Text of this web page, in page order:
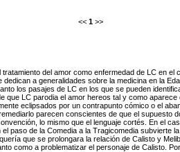
<< 1 >>
del amor como enfermedad de LC en
a generalidades sobre la medicina en la
los pasajes de LC en los que se pueden
que LC parodia el amor hereos tal y como
eclipsados por un contrapunto cómico o el
parecen conscientes de que el supuesto
lo mismo que el lenguaje cortés. En el
paso de la Comedia a la Tragicomedia subvierte
que se prolongara la relación de Calisto y
como a problematizar el personaje de Calisto.